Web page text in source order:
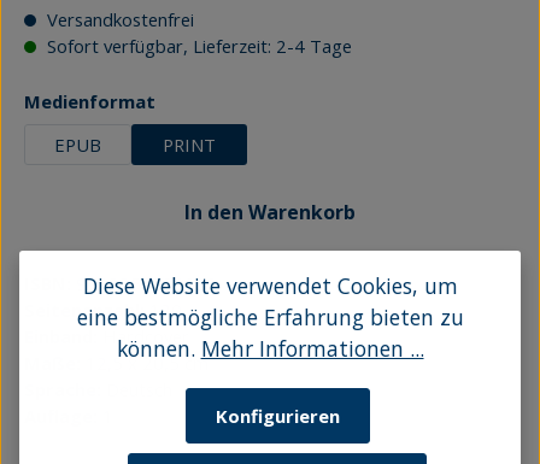
Versandkostenfrei
Sofort verfügbar, Lieferzeit: 2-4 Tage
Medienformat
EPUB
PRINT
In den Warenkorb
9783356020939
Seitenanzahl: 120
Hardcover
12,5 x 20,5 cm
Diese Website verwendet Cookies, um
eine bestmögliche Erfahrung bieten zu
können. Mehr Informationen ...
Konfigurieren